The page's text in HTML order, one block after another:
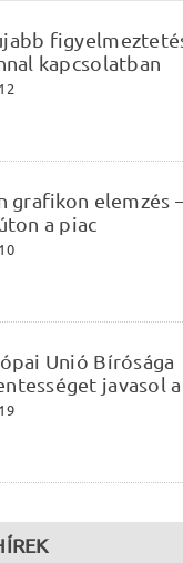
kapcsolatban
grafikon elemzés
a piac
Unió Bírósága
javasol